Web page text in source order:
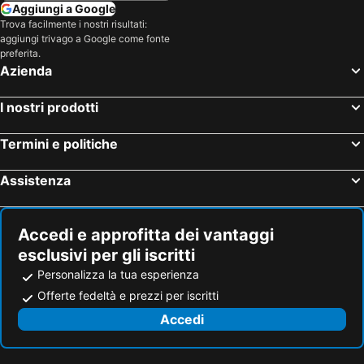
Weiding, bed and breakfast (B and B)
Kvilda, bed and breakfast (B and B)
Rattenberg, bed and breakfast (B and B)
Aggiungi a Google
Trova facilmente i nostri risultati:
aggiungi trivago a Google come fonte
preferita.
Azienda
I nostri prodotti
Termini e politiche
Assistenza
Accedi e approfitta dei vantaggi
esclusivi per gli iscritti
Personalizza la tua esperienza
Offerte fedeltà e prezzi per iscritti
Accedi